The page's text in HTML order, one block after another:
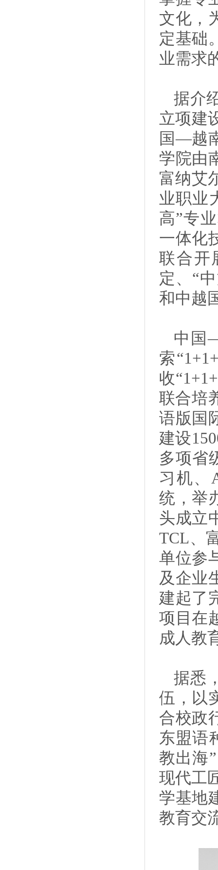
文化，
定基础
业需求
据介
立项建
国—越
学院由
富纳艾
业职业
高”专
一体化
联合开
定、“
和中越
中国
索
收
联合培
语版国
建设
多项省
习机、
统，举
头成立
TCL、
单位参
及企业
建起了
项目在
成人教
据悉
伍，以
合校政
东盟语
教出海
现代工
学基地
教育交